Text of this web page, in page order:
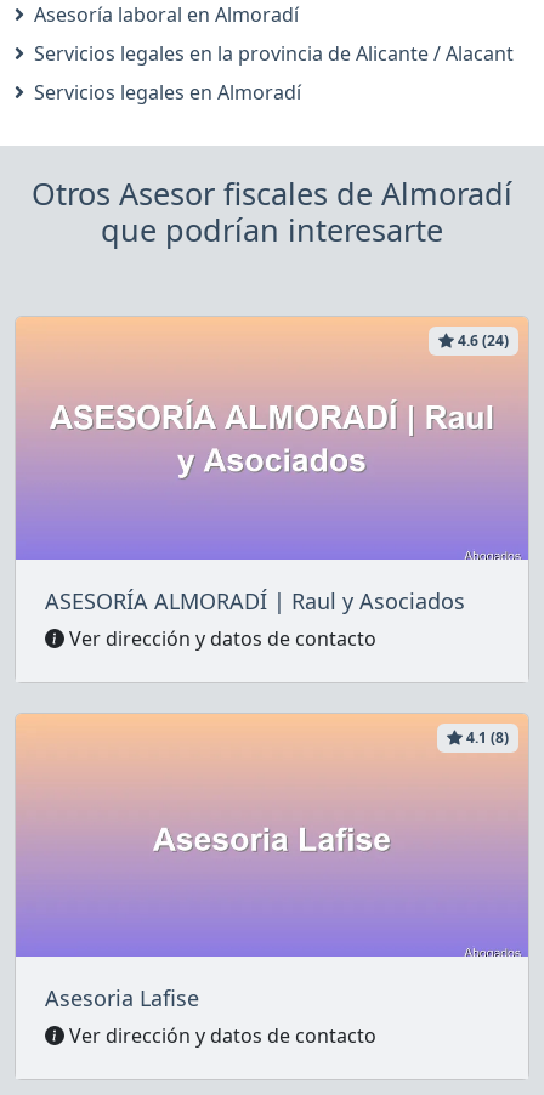
Asesoría laboral en Almoradí
Servicios legales en la provincia de Alicante / Alacant
Servicios legales en Almoradí
Otros Asesor fiscales de Almoradí
que podrían interesarte
4.6 (24)
ASESORÍA ALMORADÍ | Raul y Asociados
Ver dirección y datos de contacto
4.1 (8)
Asesoria Lafise
Ver dirección y datos de contacto